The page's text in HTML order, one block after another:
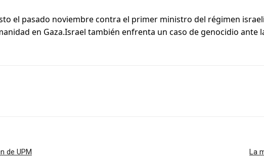
el pasado noviembre contra el primer ministro del régimen
en Gaza.Israel también enfrenta un caso de genocidio ante
de UPM La